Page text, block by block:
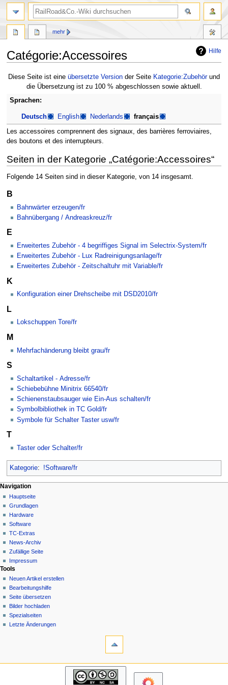
Hilfe
Catégorie:Accessoires
Zur
Navigation
Zur
Diese Seite ist eine übersetzte Version der Seite Kategorie:Zubehörund
die Übersetzung ist zu 100 % abgeschlossen sowie aktuell.
Sprachen:
Deutsch English Nederlands français
Les accessoires comprennent des signaux, des barrières ferroviaires,
des boutons et des interrupteurs.
Seiten in der Kategorie „Catégorie:Accessoires“
Folgende 14 Seiten sind in dieser Kategorie, von 14 insgesamt.
B
Bahnwärter erzeugen/fr
Bahnübergang / Andreaskreuz/fr
E
Erweitertes Zubehör - 4 begriffiges Signal im Selectrix-System/fr
Erweitertes Zubehör - Lux Radreinigungsanlage/fr
Erweitertes Zubehör - Zeitschaltuhr mit Variable/fr
K
Konfiguration einer Drehscheibe mit DSD2010/fr
L
Lokschuppen Tore/fr
M
Mehrfachänderung bleibt grau/fr
S
Schaltartikel - Adresse/fr
Schiebebühne Minitrix 66540/fr
Schienenstaubsauger wie Ein-Aus schalten/fr
Symbolbibliothek in TC Gold/fr
Symbole für Schalter Taster usw/fr
T
Taster oder Schalter/fr
Kategorie: !Software/fr
N
a
v
g
a
i
o
n
s
m
e
Seitenaktionen
Kategorie
Diskussion
Lesen
Quelltext
anzeigen
Versionsgeschichte
mehr
Meine Werkzeuge
Deutsch
Anmelden
Navigation
Hauptseite
Grundlagen
Hardware
Software
TC-Extras
News-Archiv
Zufällige Seite
Impressum
Suche
Tools
Neuen Artikel erstellen
Bearbeitungshilfe
Seite übersetzen
Bilder hochladen
Spezialseiten
Letzte Änderungen
Navigation